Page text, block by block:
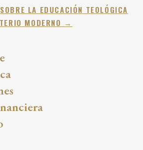
LA EDUCACIÓN TEOLÓGICA
MODERNO →